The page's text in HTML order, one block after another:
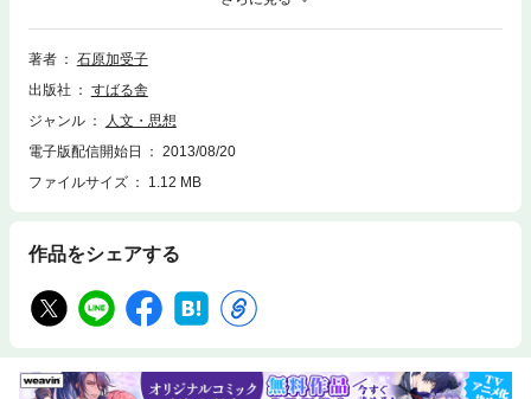
決して、もっと毎日を心地よく生きるためのレッスンを始めましょう！
著者
石原加受子
出版社
すばる舎
ジャンル
人文・思想
電子版配信開始日
2013/08/20
ファイルサイズ
1.12 MB
作品をシェアする